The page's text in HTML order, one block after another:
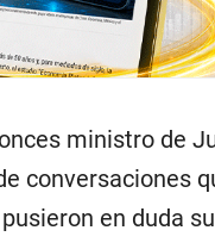
ministro de
conversaciones
en duda